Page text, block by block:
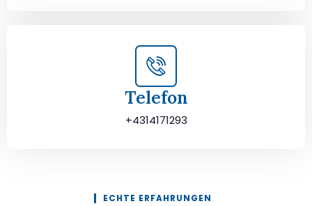
Telefon
+4314171293
ECHTE ERFAHRUNGEN